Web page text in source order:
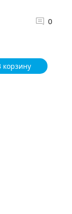
0
корзину